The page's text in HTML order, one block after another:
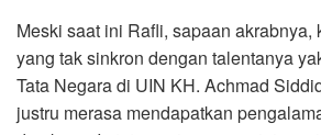
Meski saat ini Rafli, sapaan akrabnya,
yang tak sinkron dengan talentanya
Tata Negara di UIN KH. Achmad
justru merasa mendapatkan